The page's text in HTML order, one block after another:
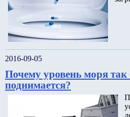
2016-09-05
Почему уровень моря так
поднимается?